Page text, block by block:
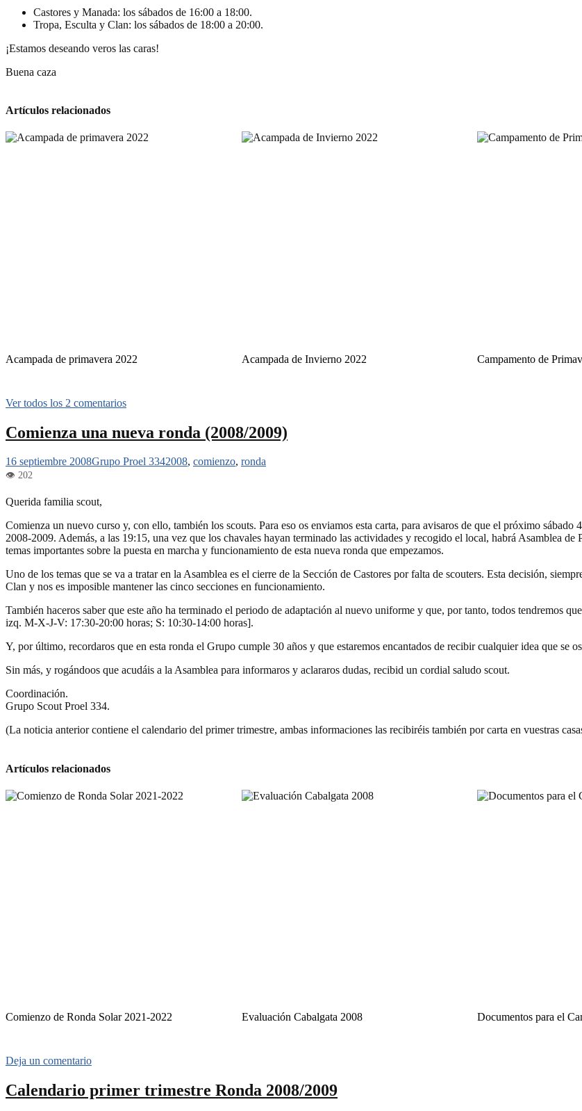
Castores y Manada: los sábados de 16:00 a 18:00.
Tropa, Esculta y Clan: los sábados de 18:00 a 20:00.
¡Estamos deseando veros las caras!
Buena caza
Artículos relacionados
Acampada de primavera 2022 Acampada de Invierno 2022 Campamento de
Ver todos los 2 comentarios
Comienza una nueva ronda (2008/2009)
16 septiembre 2008Grupo Proel 3342008, comienzo, ronda
Querida familia scout,
Comienza un nuevo curso y, con ello, también los scouts. Para eso os enviamos esta carta, para avisaros de que el próximo
2008-2009. Además, a las 19:15, una vez que los chavales hayan terminado las actividades y recogido el local, habrá Asamblea de
temas importantes sobre la puesta en marcha y funcionamiento de esta nueva ronda que empezamos.
Uno de los temas que se va a tratar en la Asamblea es el cierre de la Sección de Castores por falta de scouters. Esta decisión,
Clan y nos es imposible mantener las cinco secciones en funcionamiento.
También haceros saber que este año ha terminado el periodo de adaptación al nuevo uniforme y que, por tanto, todos tendremos
izq. M-X-J-V: 17:30-20:00 horas; S: 10:30-14:00 horas].
Y, por último, recordaros que en esta ronda el Grupo cumple 30 años y que estaremos encantados de recibir cualquier idea que se
Sin más, y rogándoos que acudáis a la Asamblea para informaros y aclararos dudas, recibid un cordial saludo scout.
Coordinación.
Grupo Scout Proel 334.
(La noticia anterior contiene el calendario del primer trimestre, ambas informaciones las recibiréis también por carta en vuestras
Artículos relacionados
Comienzo de Ronda Solar 2021-2022 Evaluación Cabalgata 2008 Documentos para el
Deja un comentario
Calendario primer trimestre Ronda 2008/2009